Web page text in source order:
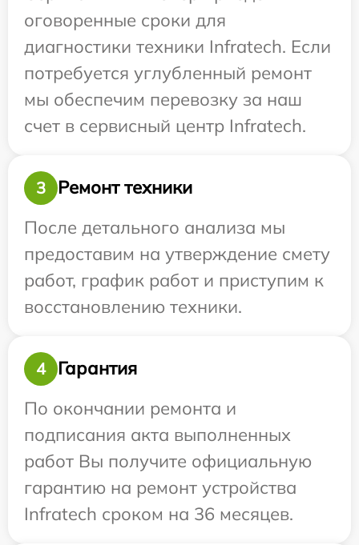
оговоренные сроки для
диагностики техники Infratech. Если
потребуется углубленный ремонт
мы обеспечим перевозку за наш
счет в сервисный центр Infratech.
3
Ремонт техники
После детального анализа мы
предоставим на утверждение смету
работ, график работ и приступим к
восстановлению техники.
4
Гарантия
По окончании ремонта и
подписания акта выполненных
работ Вы получите официальную
гарантию на ремонт устройства
Infratech сроком на 36 месяцев.